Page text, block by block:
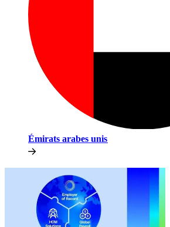
Émirats arabes unis​​